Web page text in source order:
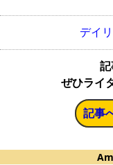
デイ
記
ぜひライ
記事